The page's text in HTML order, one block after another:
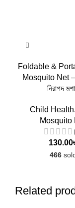
Foldable &
Mosquito Net –
নিরাপদ
Child Health,
Mosquito
130.00
466
Related